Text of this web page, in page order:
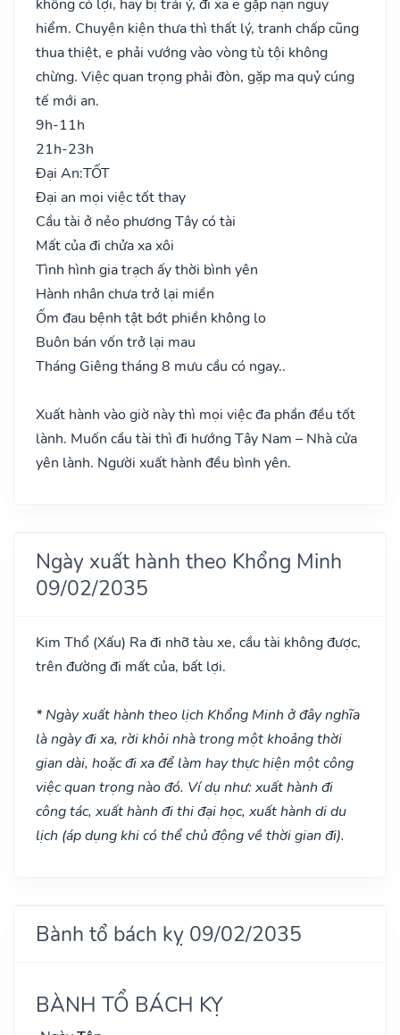
không có lợi, hay bị trái ý, đi xa e gặp nạn nguy
hiểm. Chuyện kiện thưa thì thất lý, tranh chấp cũng
thua thiệt, e phải vướng vào vòng tù tội không
chừng. Việc quan trọng phải đòn, gặp ma quỷ cúng
tế mới an.
9h-11h
21h-23h
Đại An:TỐT
Đại an mọi việc tốt thay
Cầu tài ở nẻo phương Tây có tài
Mất của đi chửa xa xôi
Tình hình gia trạch ấy thời bình yên
Hành nhân chưa trở lại miền
Ốm đau bệnh tật bớt phiền không lo
Buôn bán vốn trở lại mau
Tháng Giêng tháng 8 mưu cầu có ngay..
Xuất hành vào giờ này thì mọi việc đa phần đều tốt
lành. Muốn cầu tài thì đi hướng Tây Nam – Nhà cửa
yên lành. Người xuất hành đều bình yên.
Ngày xuất hành theo Khổng Minh
09/02/2035
Kim Thổ (Xấu) Ra đi nhỡ tàu xe, cầu tài không được,
trên đường đi mất của, bất lợi.
* Ngày xuất hành theo lịch Khổng Minh ở đây nghĩa
là ngày đi xa, rời khỏi nhà trong một khoảng thời
gian dài, hoặc đi xa để làm hay thực hiện một công
việc quan trọng nào đó. Ví dụ như: xuất hành đi
công tác, xuất hành đi thi đại học, xuất hành di du
lịch (áp dụng khi có thể chủ động về thời gian đi).
Bành tổ bách kỵ 09/02/2035
BÀNH TỔ BÁCH KỴ